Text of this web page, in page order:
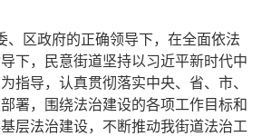
、区政府的正确领导下，在全面依法
下，民意街道坚持以习近平新时代中
指导，认真贯彻落实中央、省、市、
署，围绕法治建设的各项工作目标和
层法治建设，不断推动我街道法治工